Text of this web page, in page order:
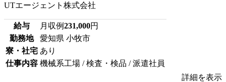
UTエージェント株式会社
給与 月収例231,000円
勤務地
愛知県 小牧市
寮・社宅 あり
仕事内容 機械系工場 / 検査・検品 / 派遣社員
詳細を表示